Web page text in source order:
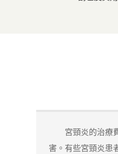
宮頸炎的治療費
害。有些宮頸炎患